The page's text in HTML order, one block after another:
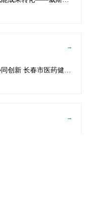
→
共促吉渝医药协同创新 长春市医药健康局与威斯腾生物走访重庆两江生命科技城
→